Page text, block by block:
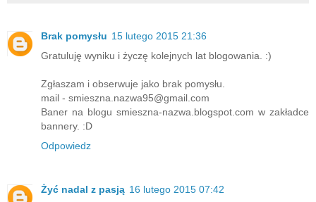
Brak pomysłu 15 lutego 2015 21:36
Gratuluję wyniku i życzę kolejnych lat blogowania. :)
Zgłaszam i obserwuje jako brak pomysłu.
mail - smieszna.nazwa95@gmail.com
Baner na blogu smieszna-nazwa.blogspot.com w zakładce
bannery. :D
Odpowiedz
Żyć nadal z pasją 16 lutego 2015 07:42